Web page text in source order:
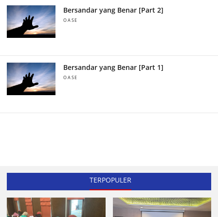
Bersandar yang Benar [Part 2]
OASE
Bersandar yang Benar [Part 1]
OASE
TERPOPULER